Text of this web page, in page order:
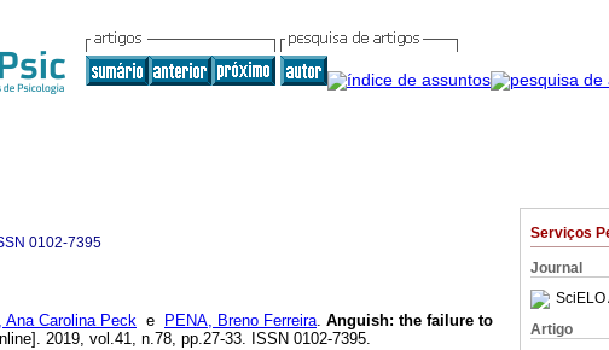
Serviços
Journal
SciELO
Artigo
0102-7395
Ana Carolina Peck e PENA, Breno Ferreira. Anguish: the failure to
2019, vol.41, n.78, pp.27-33. ISSN 0102-7395.